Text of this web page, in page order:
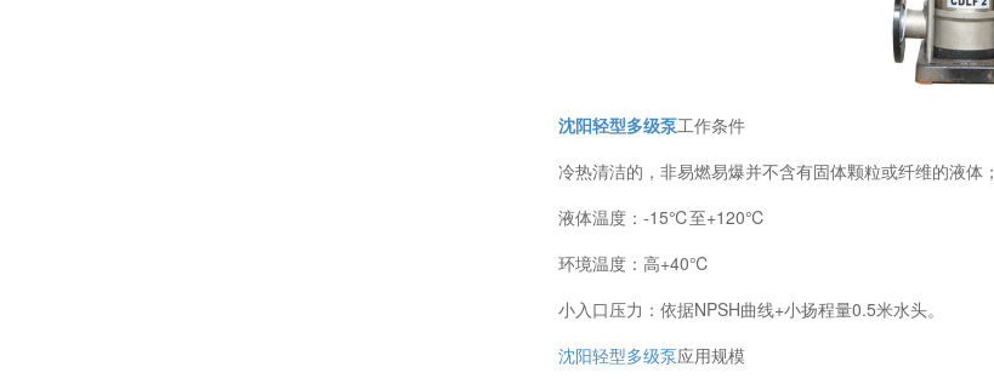
沈阳轻型多级泵工作条件
冷热清洁的，非易燃易爆并不含有固体颗粒或纤维的液体；
液体温度：-15℃至+120℃
环境温度：高+40℃
小入口压力：依据NPSH曲线+小扬程量0.5米水头。
沈阳轻型多级泵应用规模